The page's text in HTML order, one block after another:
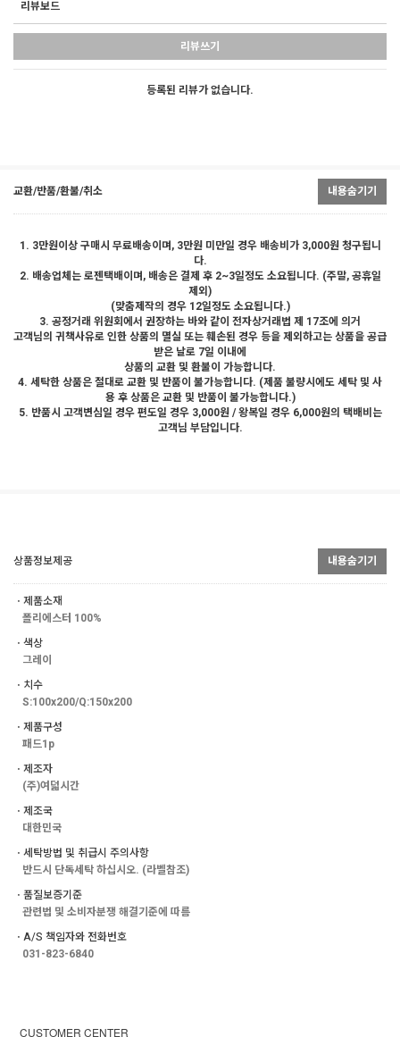
리뷰보드
리뷰쓰기
등록된 리뷰가 없습니다.
교환/반품/환불/취소 내용숨기기
1. 3만원이상 구매시 무료배송이며, 3만원 미만일 경우 배송비가 3,000원 청구됩니
다.
2. 배송업체는 로젠택배이며, 배송은 결제 후 2~3일정도 소요됩니다. (주말, 공휴일
제외)
(맞춤제작의 경우 12일정도 소요됩니다.)
3. 공정거래 위원회에서 권장하는 바와 같이 전자상거래법 제 17조에 의거
고객님의 귀책사유로 인한 상품의 멸실 또는 훼손된 경우 등을 제외하고는 상품을 공급
받은 날로 7일 이내에
상품의 교환 및 환불이 가능합니다.
4. 세탁한 상품은 절대로 교환 및 반품이 불가능합니다. (제품 불량시에도 세탁 및 사
용 후 상품은 교환 및 반품이 불가능합니다.)
5. 반품시 고객변심일 경우 편도일 경우 3,000원 / 왕복일 경우 6,000원의 택배비는
고객님 부담입니다.
상품정보제공 내용숨기기
ㆍ제품소재
폴리에스터 100%
ㆍ색상
그레이
ㆍ치수
S:100x200/Q:150x200
ㆍ제품구성
패드1p
ㆍ제조자
(주)여덟시간
ㆍ제조국
대한민국
ㆍ세탁방법 및 취급시 주의사항
반드시 단독세탁 하십시오. (라벨참조)
ㆍ품질보증기준
관련법 및 소비자분쟁 해결기준에 따름
ㆍA/S 책임자와 전화번호
031-823-6840
CUSTOMER CENTER